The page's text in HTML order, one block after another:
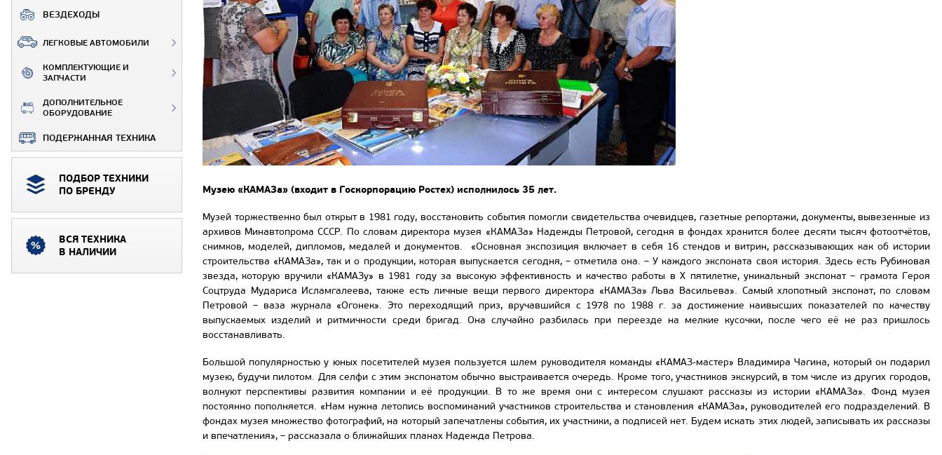
ВЕЗДЕХОДЫ
ЛЕГКОВЫЕ АВТОМОБИЛИ
КОМПЛЕКТУЮЩИЕ И
ЗАПЧАСТИ
ДОПОЛНИТЕЛЬНОЕ
ОБОРУДОВАНИЕ
ПОДЕРЖАННАЯ ТЕХНИКА
ПОДБОР ТЕХНИКИ
ПО БРЕНДУ
ВСЯ ТЕХНИКА
В НАЛИЧИИ
Музею «КАМАЗа» (входит в Госкорпорацию Ростех) исполнилось 35 лет.
Музей торжественно был открыт в 1981 году, восстановить события помогли свидетельства очевидцев, газетные репортажи, документы, вывезенные из
архивов Минавтопрома СССР. По словам директора музея «КАМАЗа» Надежды Петровой, сегодня в фондах хранится более десяти тысяч фотоотчётов,
снимков, моделей, дипломов, медалей и документов. «Основная экспозиция включает в себя 16 стендов и витрин, рассказывающих как об истории
строительства «КАМАЗа», так и о продукции, которая выпускается сегодня, – отметила она. – У каждого экспоната своя история. Здесь есть Рубиновая
звезда, которую вручили «КАМАЗу» в 1981 году за высокую эффективность и качество работы в Х пятилетке, уникальный экспонат – грамота Героя
Соцтруда Мудариса Исламгалеева, также есть личные вещи первого директора «КАМАЗа» Льва Васильева». Самый хлопотный экспонат, по словам
Петровой – ваза журнала «Огонек». Это переходящий приз, вручавшийся с 1978 по 1988 г. за достижение наивысших показателей по качеству
выпускаемых изделий и ритмичности среди бригад. Она случайно разбилась при переезде на мелкие кусочки, после чего её не раз пришлось
восстанавливать.
Большой популярностью у юных посетителей музея пользуется шлем руководителя команды «КАМАЗ-мастер» Владимира Чагина, который он подарил
музею, будучи пилотом. Для селфи с этим экспонатом обычно выстраивается очередь. Кроме того, участников экскурсий, в том числе из других городов,
волнуют перспективы развития компании и её продукции. В то же время они с интересом слушают рассказы из истории «КАМАЗа». Фонд музея
постоянно пополняется. «Нам нужна летопись воспоминаний участников строительства и становления «КАМАЗа», руководителей его подразделений. В
фондах музея множество фотографий, на который запечатлены события, их участники, а подписей нет. Будем искать этих людей, записывать их рассказы
и впечатления», – рассказала о ближайших планах Надежда Петрова.